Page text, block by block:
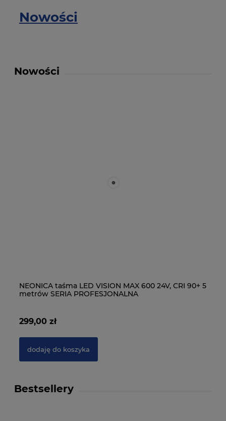
Nowości
Nowości
NEONICA taśma LED VISION MAX 600 24V, CRI 90+ 5
metrów SERIA PROFESJONALNA
299,00 zł
dodaję do koszyka
Bestsellery